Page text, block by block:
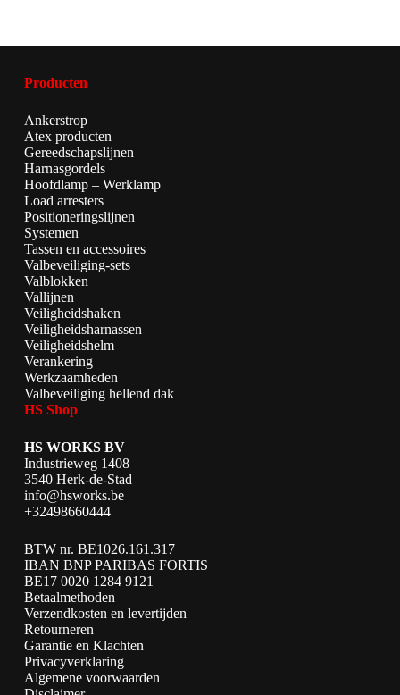
Producten
Ankerstrop
Atex producten
Gereedschapslijnen
Harnasgordels
Hoofdlamp – Werklamp
Load arresters
Positioneringslijnen
Systemen
Tassen en accessoires
Valbeveiliging-sets
Valblokken
Vallijnen
Veiligheidshaken
Veiligheidsharnassen
Veiligheidshelm
Verankering
Werkzaamheden
Valbeveiliging hellend dak
HS Shop
HS WORKS BV
Industrieweg 1408
3540 Herk-de-Stad
info@hsworks.be
+32498660444
BTW nr. BE1026.161.317
IBAN BNP PARIBAS FORTIS
BE17 0020 1284 9121
Betaalmethoden
Verzendkosten en levertijden
Retourneren
Garantie en Klachten
Privacyverklaring
Algemene voorwaarden